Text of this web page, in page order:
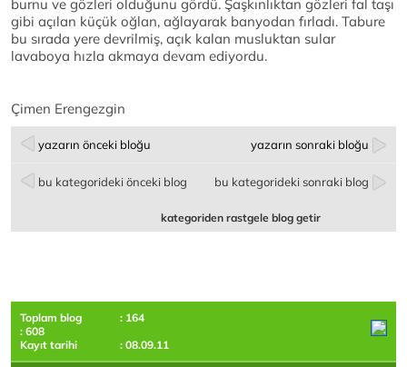
burnu ve gözleri olduğunu gördü. Şaşkınlıktan gözleri fal taşı
gibi açılan küçük oğlan, ağlayarak banyodan fırladı. Tabure
bu sırada yere devrilmiş, açık kalan musluktan sular
lavaboya hızla akmaya devam ediyordu.
Çimen Erengezgin
yazarın önceki bloğu yazarın sonraki bloğu
bu kategorideki önceki blog bu kategorideki sonraki blog
kategoriden rastgele blog getir
Toplam blog
: 164
: 608
Kayıt tarihi
: 08.09.11